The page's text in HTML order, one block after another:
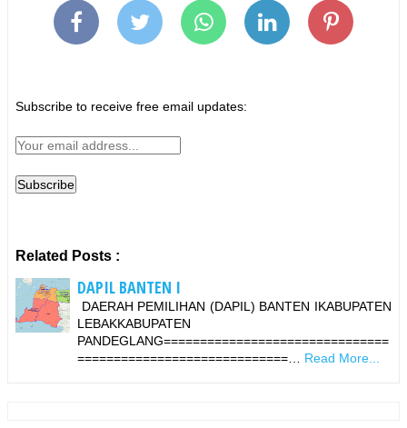
Subscribe to receive free email updates:
Related Posts :
DAPIL BANTEN I
DAERAH PEMILIHAN (DAPIL) BANTEN IKABUPATEN
LEBAKKABUPATEN
PANDEGLANG===============================
=============================…
Read More...